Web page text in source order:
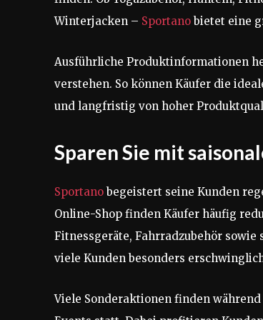
Winterjacken – Sportanobietet eine
Ausführliche Produktinformationen
verstehen. So können Käufer die
und langfristig von hoher
Sparen Sie mit
Sportanobegeistert seine Kunden
Online-Shop finden Käufer häufig
Fitnessgeräte, Fahrradzubehör
viele Kunden besonders
Viele Sonderaktionen finden